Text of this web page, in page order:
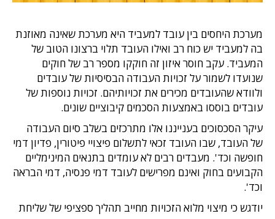
מערכת היחסים בין עובד למעביד היא מערכת שאינה מאוזנת
בה למעביד יש כוח רב ואילו העובד תלוי ברצונו הטוב של
המעביד. עקב חוסר איזון זה חוקקו מספר רב של חוקים
שנועדו לשמור על זכויות העבודה הבסיסיות של עובדים
ולוודא שהעובדים מכירים את זכויותיהם. זכויות נוספות של
עובדים בוססו באמצעות הסכמים קיבוציים שונים.
עיקר הסכסוכים בענייננו אלו מתרכזים בשלב סיום העבודה
של העובד, שבו העובד זכאי לתשלום פיצויי פיטורין, פדיון דמי
חופשה וכד'. מעבדים רבים לא עומדים בתנאים המינימליים
הקבועים בחוק ואינם מפרישים לעובד דמי פנסיה, דמי הבראה
וכד'.
יודגש כי מיצוי מלוא הזכויות מחייב תהליך ספציפי של שליחת